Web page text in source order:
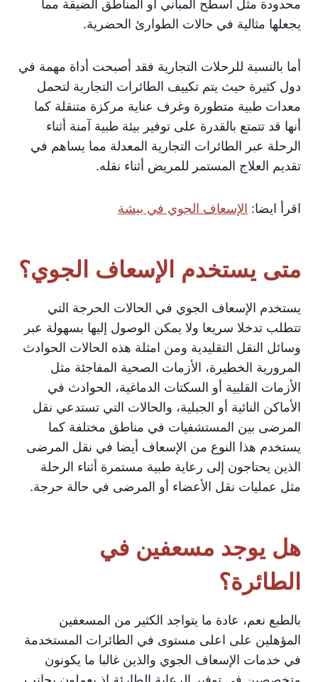
محدودة مثل أسطح المباني أو المناطق الضيقة مما
يجعلها مثالية في حالات الطوارئ الحضرية.
أما بالنسبة للرحلات التجارية فقد أصبحت أداة مهمة في
دول كثيرة حيث يتم تكييف الطائرات التجارية لتحمل
معدات طبية متطورة وغرف عناية مركزة متنقلة كما
أنها قد تتمتع بالقدرة على توفير بيئة طبية آمنة أثناء
الرحلة عبر الطائرات التجارية المعدلة مما يساهم في
تقديم العلاج المستمر للمريض أثناء نقله.
اقرأ ايضا: الإسعاف الجوي في بيشة
متى يستخدم الإسعاف الجوي؟
يستخدم الإسعاف الجوي في الحالات الحرجة التي
تتطلب تدخلا سريعا ولا يمكن الوصول إليها بسهولة عبر
وسائل النقل التقليدية ومن امثلة هذه الحالات الحوادث
المرورية الخطيرة، الأزمات الصحية المفاجئة مثل
الأزمات القلبية أو السكتات الدماغية، الحوادث في
الأماكن النائية أو الجبلية، والحالات التي تستدعي نقل
المرضى بين المستشفيات في مناطق مختلفة كما
يستخدم هذا النوع من الإسعاف أيضا في نقل المرضى
الذين يحتاجون إلى رعاية طبية مستمرة أثناء الرحلة
مثل عمليات نقل الأعضاء أو المرضى في حالة حرجة.
هل يوجد مسعفين في
الطائرة؟
بالطبع نعم، عادة ما يتواجد الكثير من المسعفين
المؤهلين على اعلى مستوى في الطائرات المستخدمة
في خدمات الإسعاف الجوي والذين غالبا ما يكونون